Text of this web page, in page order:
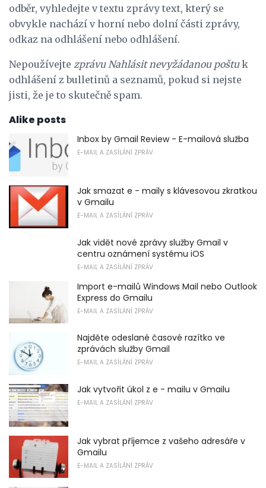
odběr, vyhledejte v textu zprávy text, který se
obvykle nachází v horní nebo dolní části zprávy,
odkaz na odhlášení nebo odhlášení.
Nepoužívejte zprávu Nahlásit nevyžádanou poštuk
odhlášení z bulletinů a seznamů, pokud si nejste
jisti, že je to skutečně spam.
Alike posts
Inbox by Gmail Review - E-mailová služba
E-MAIL A ZASÍLÁNÍ ZPRÁV
Jak smazat e - maily s klávesovou zkratkou
v Gmailu
E-MAIL A ZASÍLÁNÍ ZPRÁV
Jak vidět nové zprávy služby Gmail v
centru oznámení systému iOS
E-MAIL A ZASÍLÁNÍ ZPRÁV
Import e-mailů Windows Mail nebo Outlook
Express do Gmailu
E-MAIL A ZASÍLÁNÍ ZPRÁV
Najděte odeslané časové razítko ve
zprávách služby Gmail
E-MAIL A ZASÍLÁNÍ ZPRÁV
Jak vytvořit úkol z e - mailu v Gmailu
E-MAIL A ZASÍLÁNÍ ZPRÁV
Jak vybrat příjemce z vašeho adresáře v
Gmailu
E-MAIL A ZASÍLÁNÍ ZPRÁV